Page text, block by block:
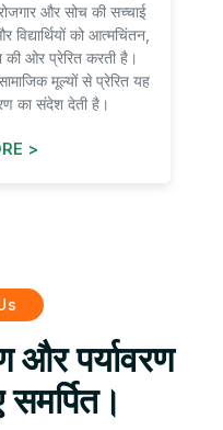
और सोच की सच्चाई
को आत्मचिंतन,
की ओर प्रेरित करती है।
मूल्यों से प्रेरित यह
का संदेश देती है।
>
और पर्यावरण